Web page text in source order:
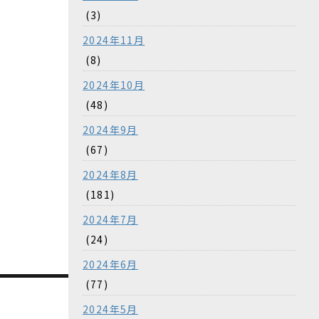
(3)
2024年11月
(8)
2024年10月
(48)
2024年9月
(67)
2024年8月
(181)
2024年7月
(24)
2024年6月
(77)
2024年5月